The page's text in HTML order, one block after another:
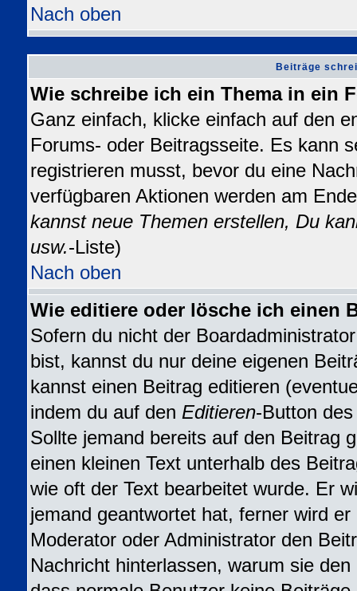
Nach oben
Beiträge
Wie schreibe ich ein Thema in ein
Ganz einfach, klicke einfach auf den
Forums- oder Beitragsseite. Es kann
registrieren musst, bevor du eine
verfügbaren Aktionen werden am
kannst neue Themen erstellen, Du
usw.-Liste)
Nach oben
Wie editiere oder lösche ich einen
Sofern du nicht der
bist, kannst du nur deine eigenen
kannst einen Beitrag editieren
indem du auf den Editieren-Button
Sollte jemand bereits auf den Beitrag
einen kleinen Text unterhalb des
wie oft der Text bearbeitet wurde. Er
jemand geantwortet hat, ferner wird
Moderator oder Administrator den
Nachricht hinterlassen, warum sie